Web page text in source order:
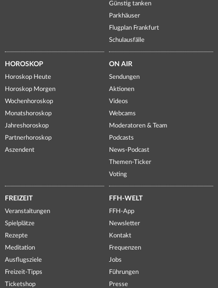
Günstig tanken
Parkhäuser
Flugplan Frankfurt
Schulausfälle
HOROSKOP
Horoskop Heute
Horoskop Morgen
Wochenhoroskop
Monatshoroskop
Jahreshoroskop
Partnerhoroskop
Aszendent
ON AIR
Sendungen
Aktionen
Videos
Webcams
Moderatoren & Team
Podcasts
News-Podcast
Themen-Ticker
Voting
FREIZEIT
Veranstaltungen
Spielplätze
Rezepte
Meditation
Ausflugsziele
Freizeit-Tipps
Ticketshop
FFH-WELT
FFH-App
Newsletter
Kontakt
Frequenzen
Jobs
Führungen
Presse